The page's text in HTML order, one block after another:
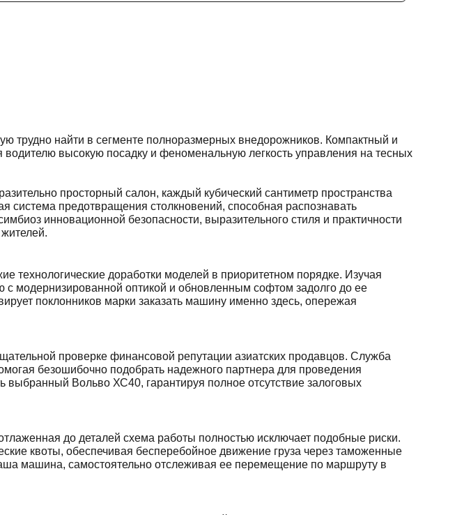
трудно найти в сегменте полноразмерных внедорожников. Компактный и
водителю высокую посадку и феноменальную легкость управления на тесных
просторный салон, каждый кубический сантиметр пространства
система предотвращения столкновений, способная распознавать
инновационной безопасности, выразительного стиля и практичности
технологические доработки моделей в приоритетном порядке. Изучая
модернизированной оптикой и обновленным софтом задолго до ее
поклонников марки заказать машину именно здесь, опережая
проверке финансовой репутации азиатских продавцов. Служба
безошибочно подобрать надежного партнера для проведения
выбранный Вольво ХС40, гарантируя полное отсутствие залоговых
до деталей схема работы полностью исключает подобные риски.
квоты, обеспечивая бесперебойное движение груза через таможенные
машина, самостоятельно отслеживая ее перемещение по маршруту в